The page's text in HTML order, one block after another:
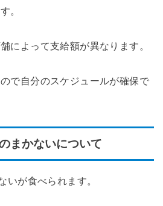
。
によって支給額が異なります。
で自分のスケジュールが確保で
まかないについて
いが食べられます。